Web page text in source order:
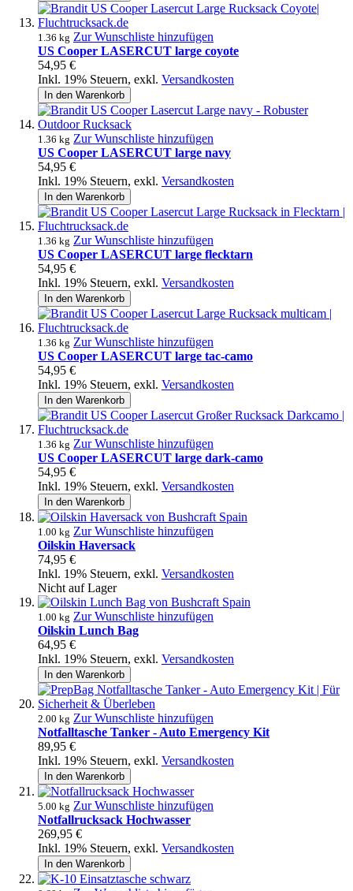
1.36 kg Zur Wunschliste hinzufügen
US Cooper LASERCUT large coyote
54,95 €
Inkl. 19% Steuern, exkl. Versandkosten
In den Warenkorb
1.36 kg Zur Wunschliste hinzufügen
US Cooper LASERCUT large navy
54,95 €
Inkl. 19% Steuern, exkl. Versandkosten
In den Warenkorb
1.36 kg Zur Wunschliste hinzufügen
US Cooper LASERCUT large flecktarn
54,95 €
Inkl. 19% Steuern, exkl. Versandkosten
In den Warenkorb
1.36 kg Zur Wunschliste hinzufügen
US Cooper LASERCUT large tac-camo
54,95 €
Inkl. 19% Steuern, exkl. Versandkosten
In den Warenkorb
1.36 kg Zur Wunschliste hinzufügen
US Cooper LASERCUT large dark-camo
54,95 €
Inkl. 19% Steuern, exkl. Versandkosten
In den Warenkorb
1.00 kg Zur Wunschliste hinzufügen
Oilskin Haversack
74,95 €
Inkl. 19% Steuern, exkl. Versandkosten
Nicht auf Lager
1.00 kg Zur Wunschliste hinzufügen
Oilskin Lunch Bag
64,95 €
Inkl. 19% Steuern, exkl. Versandkosten
In den Warenkorb
2.00 kg Zur Wunschliste hinzufügen
Notfalltasche Tanker - Auto Emergency Kit
89,95 €
Inkl. 19% Steuern, exkl. Versandkosten
In den Warenkorb
5.00 kg Zur Wunschliste hinzufügen
Notfallrucksack Hochwasser
269,95 €
Inkl. 19% Steuern, exkl. Versandkosten
In den Warenkorb